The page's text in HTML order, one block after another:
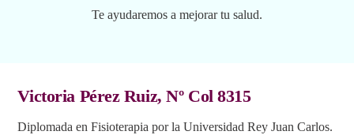
Te ayudaremos a mejorar tu salud.
Victoria Pérez Ruiz, Nº Col 8315
Diplomada en Fisioterapia por la Universidad Rey Juan Carlos.